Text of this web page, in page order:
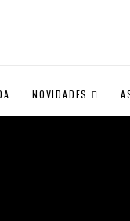
NOVIDADES